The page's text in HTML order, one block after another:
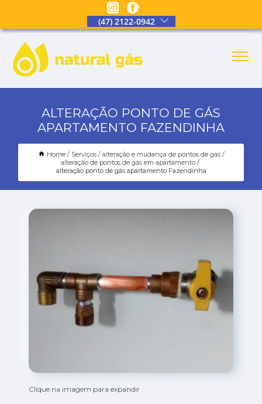
(47) 2122-0942
ALTERAÇÃO PONTO DE GÁS
APARTAMENTO FAZENDINHA
Home Serviços
alteração e mudança de pontos de gás
alteração de pontos de gás em apartamento
alteração ponto de gás apartamento Fazendinha
Clique na imagem para expandir